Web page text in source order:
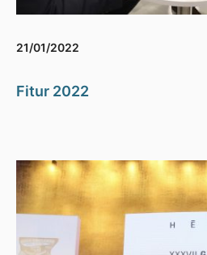
21/01/2022
Fitur 2022